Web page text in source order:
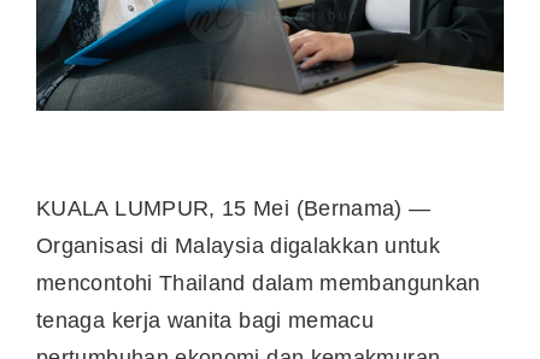
KUALA LUMPUR, 15 Mei (Bernama) —
Organisasi di Malaysia digalakkan untuk
mencontohi Thailand dalam membangunkan
tenaga kerja wanita bagi memacu